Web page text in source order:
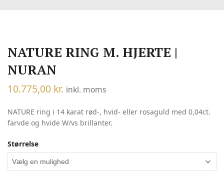
NATURE RING M. HJERTE |
NURAN
10.775,00 kr. inkl. moms
NATURE ring i 14 karat rød-, hvid- eller rosaguld med 0,04ct.
farvde og hvide W/vs brillanter.
Størrelse